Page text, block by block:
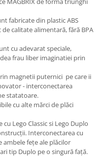
fabricate din plastic ABS
calitate alimentară, fără BPA
cu adevarat speciale,
frau liber imaginatiei prin
magnetii puternici pe care ii
- interconectarea
statatoare.
cu alte mărci de plăci
Lego Classic si Lego Duplo
Interconectarea cu
ambele fețe ale plăcilor
tip Duplo pe o singură față.